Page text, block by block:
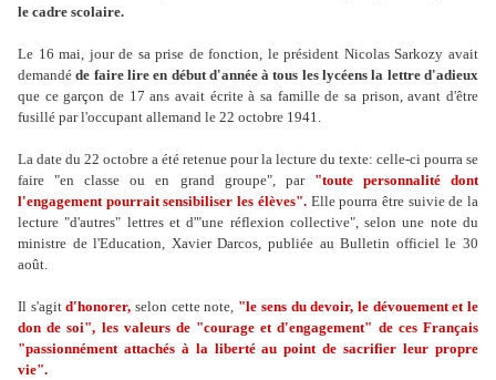
le cadre scolaire.
Le 16 mai, jour de sa prise de fonction, le président Nicolas Sarkozy avait
demandéde faire lire en début d'année à tous les lycéens la lettre d'adieux
que ce garçon de 17 ans avait écrite à sa famille de sa prison, avant d'être
fusillé par l'occupant allemand le 22 octobre 1941.
La date du 22 octobre a été retenue pour la lecture du texte: celle-ci pourra se
faire "en classe ou en grand groupe", par "toute personnalité dont
l'engagement pourrait sensibiliser les élèves".Elle pourra être suivie de la
lecture "d'autres" lettres et d'"une réflexion collective", selon une note du
ministre de l'Education, Xavier Darcos, publiée au Bulletin officiel le 30
août.
Il s'agitd'honorer, selon cette note, "le sens du devoir, le dévouement et le
don de soi", les valeurs de "courage et d'engagement" de ces Français
"passionnément attachés à la liberté au point de sacrifier leur propre
vie".